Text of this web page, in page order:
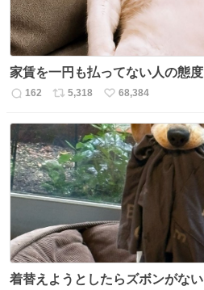
家賃を一円も払ってない人の態度
返
162
リ
ト
数
5,318
い
ね
数
68,384
着替えようとしたらズボンがない